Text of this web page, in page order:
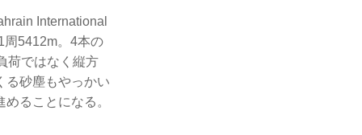
International
周5412m。4本の
荷ではなく縦方
る砂塵もやっかい
ることになる。